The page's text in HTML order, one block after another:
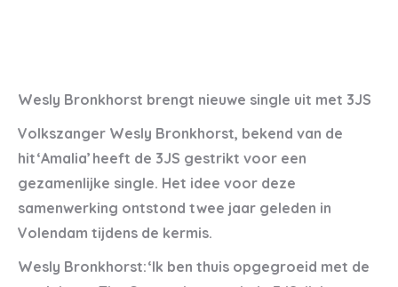
Wesly Bronkhorst brengt nieuwe single uit met 3JS
Volkszanger Wesly Bronkhorst, bekend van de
hit ‘Amalia’ heeft de 3JS gestrikt voor een
gezamenlijke single. Het idee voor deze
samenwerking ontstond twee jaar geleden in
Volendam tijdens de kermis.
Wesly Bronkhorst: ‘Ik ben thuis opgegroeid met de